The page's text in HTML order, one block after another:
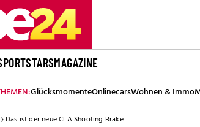
STARSMAGAZINE
GlücksmomenteOnlinecarsWohnen & Immo
Das ist der neue CLA Shooting Brake